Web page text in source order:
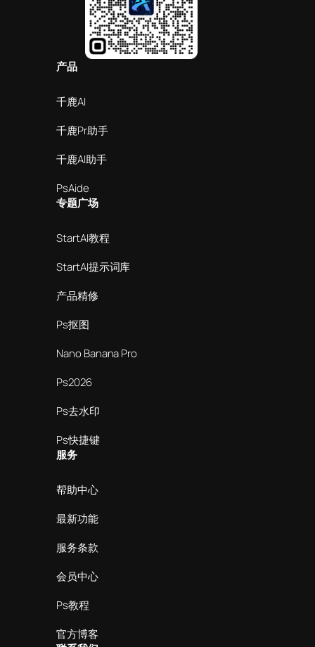
产品
千鹿AI
千鹿Pr助手
千鹿AI助手
PsAide
专题广场
StartAI教程
StartAI提示词库
产品精修
Ps抠图
Nano Banana Pro
Ps2026
Ps去水印
Ps快捷键
服务
帮助中心
最新功能
服务条款
会员中心
Ps教程
官方博客